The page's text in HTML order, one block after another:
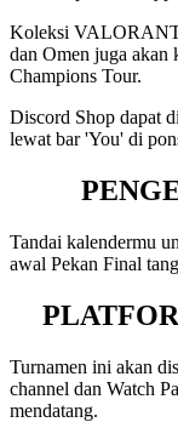
Koleksi VALORANT
dan Omen juga akan
Champions Tour.
Discord Shop dapat
lewat bar 'You' di
Tandai kalendermu
awal Pekan Final
Turnamen ini akan
channel dan Watch
mendatang.